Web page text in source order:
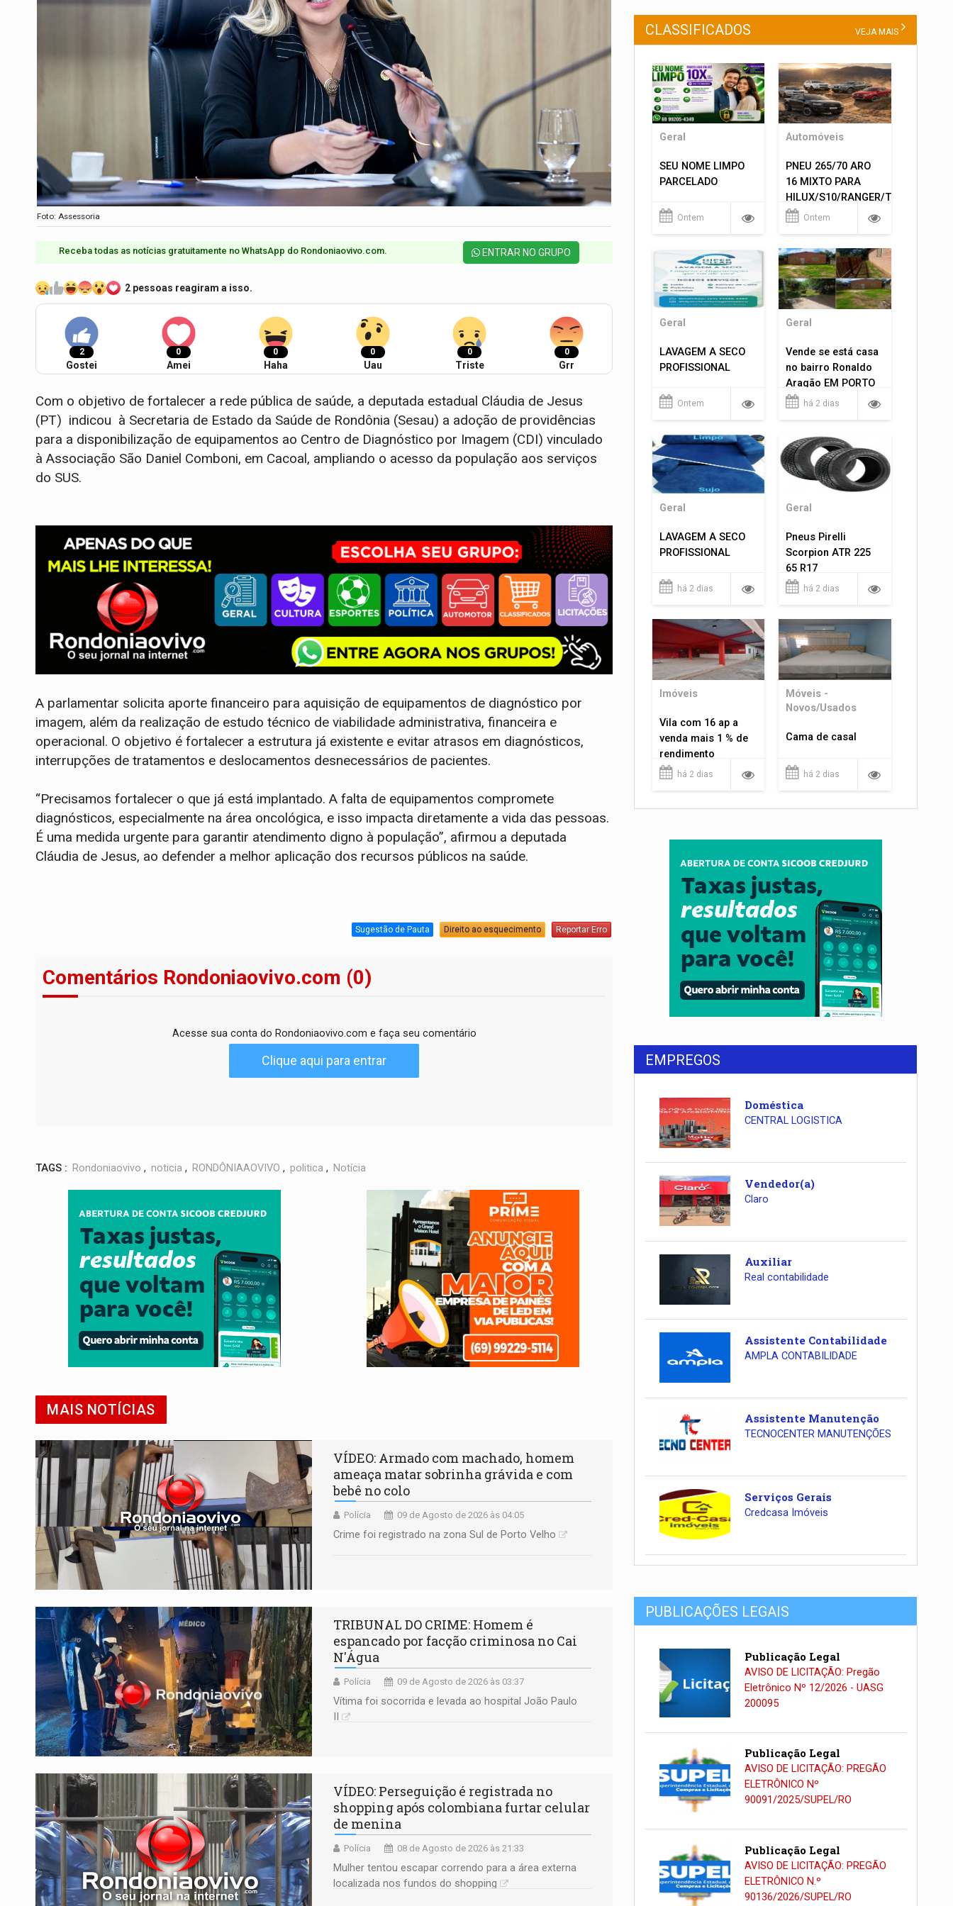
Foto: Assessoria
Receba todas as notícias gratuitamente no WhatsApp do Rondoniaovivo.com.​ ENTRAR NO GRUPO
2 pessoas reagiram a isso.
2
Gostei
0
Amei
0
Haha
0
Uau
0
Triste
0
Grr
Com o objetivo de fortalecer a rede pública de saúde, a deputada estadual Cláudia de Jesus
(PT) indicou à Secretaria de Estado da Saúde de Rondônia (Sesau) a adoção de providências
para a disponibilização de equipamentos ao Centro de Diagnóstico por Imagem (CDI) vinculado
à Associação São Daniel Comboni, em Cacoal, ampliando o acesso da população aos serviços
do SUS.
A parlamentar solicita aporte financeiro para aquisição de equipamentos de diagnóstico por
imagem, além da realização de estudo técnico de viabilidade administrativa, financeira e
operacional. O objetivo é fortalecer a estrutura já existente e evitar atrasos em diagnósticos,
interrupções de tratamentos e deslocamentos desnecessários de pacientes.
“Precisamos fortalecer o que já está implantado. A falta de equipamentos compromete
diagnósticos, especialmente na área oncológica, e isso impacta diretamente a vida das pessoas.
É uma medida urgente para garantir atendimento digno à população”, afirmou a deputada
Cláudia de Jesus, ao defender a melhor aplicação dos recursos públicos na saúde.
Sugestão de Pauta Direito ao esquecimento Reportar Erro
Comentários Rondoniaovivo.com (0)
Acesse sua conta do Rondoniaovivo.com e faça seu comentário
Clique aqui para entrar
TAGS : Rondoniaovivo , noticia , RONDÔNIAAOVIVO , politica , Notícia
MAIS NOTÍCIAS
VÍDEO: Armado com machado, homem
ameaça matar sobrinha grávida e com
bebê no colo
Polícia 09 de Agosto de 2026 às 04:05
Crime foi registrado na zona Sul de Porto Velho
TRIBUNAL DO CRIME: Homem é
espancado por facção criminosa no Cai
N'Água
Polícia 09 de Agosto de 2026 às 03:37
Vítima foi socorrida e levada ao hospital João Paulo
VÍDEO: Perseguição é registrada no
shopping após colombiana furtar celular
de menina
Polícia 08 de Agosto de 2026 às 21:33
Mulher tentou escapar correndo para a área externa
localizada nos fundos do shopping
CLASSIFICADOS VEJA MAIS
Geral
SEU NOME LIMPO
PARCELADO
Ontem
Automóveis
PNEU 265/70 ARO
16 MIXTO PARA
HILUX/S10/RANGER/TRITON
ETC... MONTAGEM
Ontem
Geral
LAVAGEM A SECO
PROFISSIONAL
Ontem
Geral
Vende se está casa
no bairro Ronaldo
Aragão EM PORTO
VELHO RO.
há 2 dias
Geral
LAVAGEM A SECO
PROFISSIONAL
há 2 dias
Geral
Pneus Pirelli
Scorpion ATR 225
65 R17
há 2 dias
Imóveis
Vila com 16 ap a
venda mais 1 % de
rendimento
há 2 dias
Móveis -
Novos/Usados
Cama de casal
há 2 dias
EMPREGOS
Doméstica
CENTRAL LOGISTICA
Vendedor(a)
Claro
Auxiliar
Real contabilidade
Assistente Contabilidade
AMPLA CONTABILIDADE
Assistente Manutenção
TECNOCENTER MANUTENÇÕES
Serviços Gerais
Credcasa Imóveis
PUBLICAÇÕES LEGAIS
Publicação Legal
AVISO DE LICITAÇÃO: Pregão
Eletrônico Nº 12/2026 - UASG
200095
Publicação Legal
AVISO DE LICITAÇÃO: PREGÃO
ELETRÔNICO Nº
90091/2025/SUPEL/RO
Publicação Legal
AVISO DE LICITAÇÃO: PREGÃO
ELETRÔNICO N.º
90136/2026/SUPEL/RO